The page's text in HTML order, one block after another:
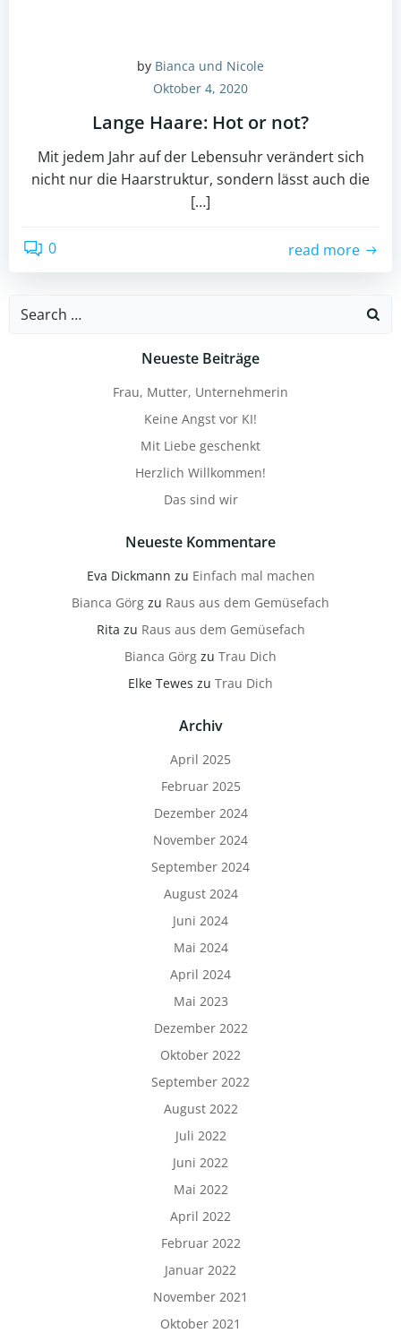
by Bianca und Nicole
Oktober 4, 2020
Lange Haare: Hot or not?
Mit jedem Jahr auf der Lebensuhr verändert sich
nicht nur die Haarstruktur, sondern lässt auch die
[…]
0 read more
Search
Neueste Beiträge
Frau, Mutter, Unternehmerin
Keine Angst vor KI!
Mit Liebe geschenkt
Herzlich Willkommen!
Das sind wir
Neueste Kommentare
Eva Dickmann zu Einfach mal machen
Bianca Görg zu Raus aus dem Gemüsefach
Rita zu Raus aus dem Gemüsefach
Bianca Görg zu Trau Dich
Elke Tewes zu Trau Dich
Archiv
April 2025
Februar 2025
Dezember 2024
November 2024
September 2024
August 2024
Juni 2024
Mai 2024
April 2024
Mai 2023
Dezember 2022
Oktober 2022
September 2022
August 2022
Juli 2022
Juni 2022
Mai 2022
April 2022
Februar 2022
Januar 2022
November 2021
Oktober 2021